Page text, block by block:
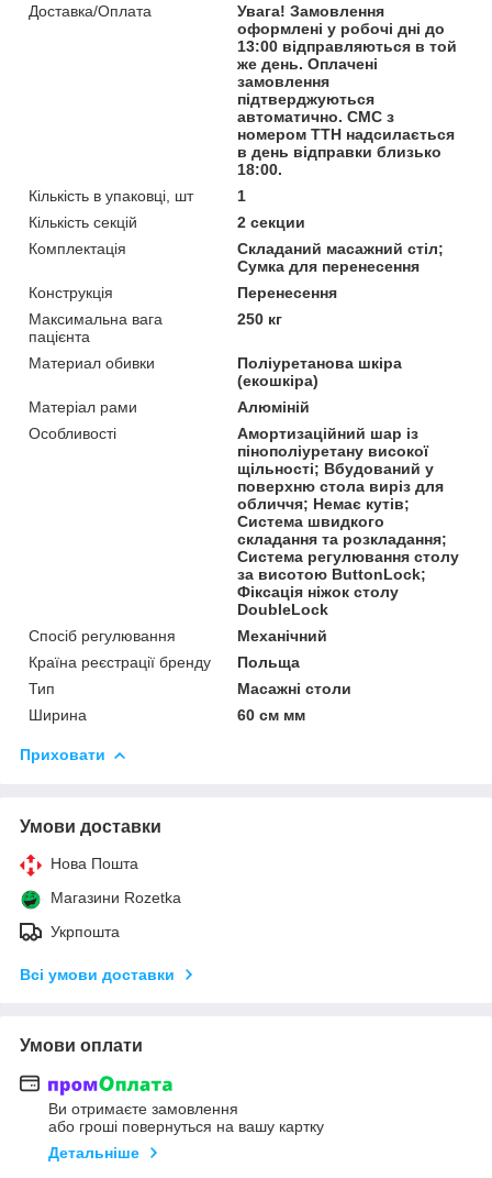
Доставка/Оплата
Увага! Замовлення
оформлені у робочі дні до
13:00 відправляються в той
же день. Оплачені
замовлення
підтверджуються
автоматично. СМС з
номером ТТН надсилається
в день відправки близько
18:00.
Кількість в упаковці, шт
1
Кількість секцій
2 секции
Комплектація
Складаний масажний стіл;
Сумка для перенесення
Конструкція
Перенесення
Максимальна вага
пацієнта
250 кг
Материал обивки
Поліуретанова шкіра
(екошкіра)
Матеріал рами
Алюміній
Особливості
Амортизаційний шар із
пінополіуретану високої
щільності; Вбудований у
поверхню стола виріз для
обличчя; Немає кутів;
Система швидкого
складання та розкладання;
Система регулювання столу
за висотою ButtonLock;
Фіксація ніжок столу
DoubleLock
Спосіб регулювання
Механічний
Країна реєстрації бренду
Польща
Тип
Масажні столи
Ширина
60 см мм
Приховати
Умови доставки
Нова Пошта
Магазини Rozetka
Укрпошта
Всі умови доставки
Умови оплати
Ви отримаєте замовлення
або гроші повернуться на вашу картку
Детальніше